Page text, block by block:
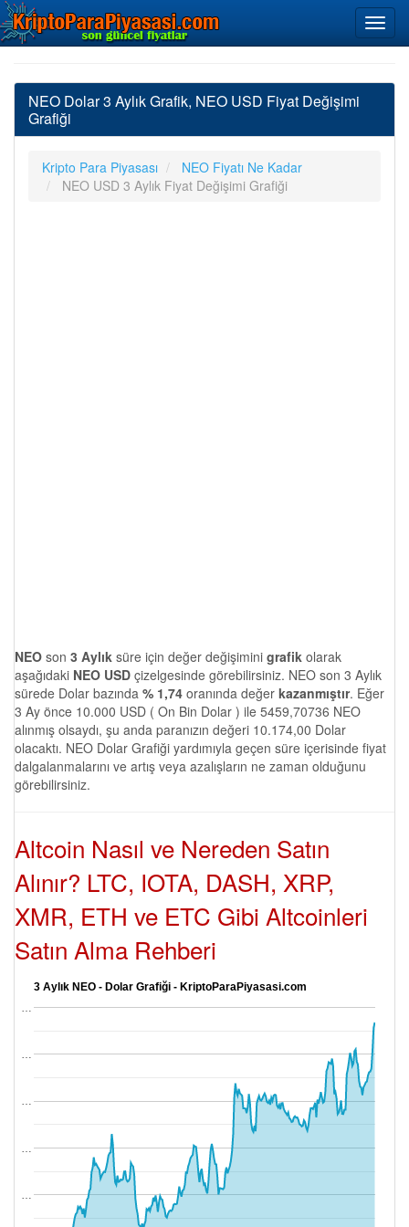
NEO Dolar 3 Aylık Grafik, NEO USD Fiyat Değişimi
Grafiği
Kripto Para Piyasası
NEO Fiyatı Ne Kadar
NEO USD 3 Aylık Fiyat Değişimi Grafiği
NEO son 3 Aylık süre için değer değişimini grafik olarak
aşağıdaki NEO USD çizelgesinde görebilirsiniz. NEO son 3 Aylık
sürede Dolar bazında % 1,74 oranında değer kazanmıştır. Eğer
3 Ay önce 10.000 USD ( On Bin Dolar ) ile 5459,70736 NEO
alınmış olsaydı, şu anda paranızın değeri 10.174,00 Dolar
olacaktı. NEO Dolar Grafiği yardımıyla geçen süre içerisinde fiyat
dalgalanmalarını ve artış veya azalışların ne zaman olduğunu
görebilirsiniz.
Altcoin Nasıl ve Nereden Satın
Alınır? LTC, IOTA, DASH, XRP,
XMR, ETH ve ETC Gibi Altcoinleri
Satın Alma Rehberi
3 Aylık NEO - Dolar Grafiği - KriptoParaPiyasasi.com
…
…
…